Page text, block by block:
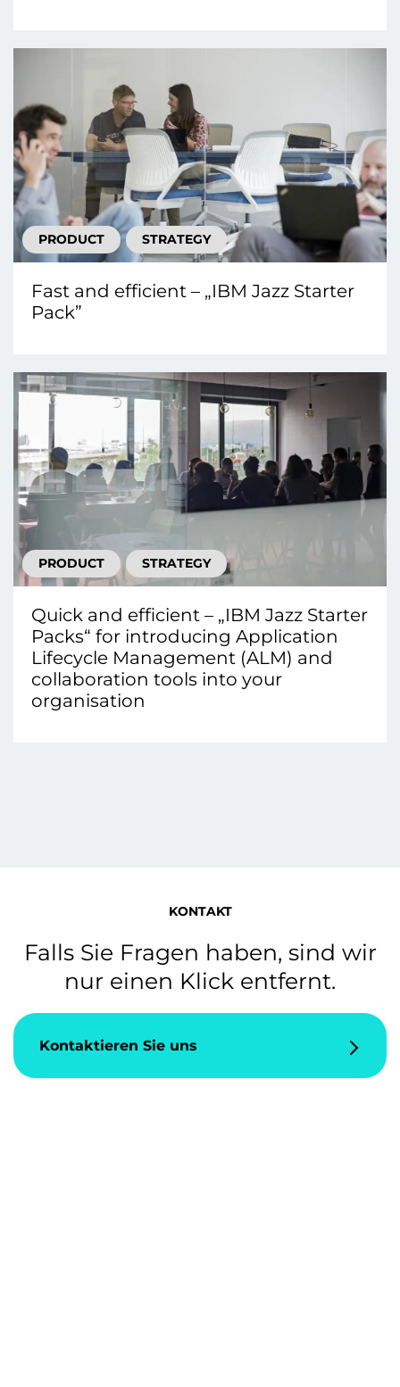
PRODUCT STRATEGY
Fast and efficient – „IBM Jazz Starter
Pack”
PRODUCT STRATEGY
Quick and efficient – „IBM Jazz Starter
Packs“ for introducing Application
Lifecycle Management (ALM) and
collaboration tools into your
organisation
KONTAKT
Falls Sie Fragen haben, sind wir
nur einen Klick entfernt.
Kontaktieren Sie uns